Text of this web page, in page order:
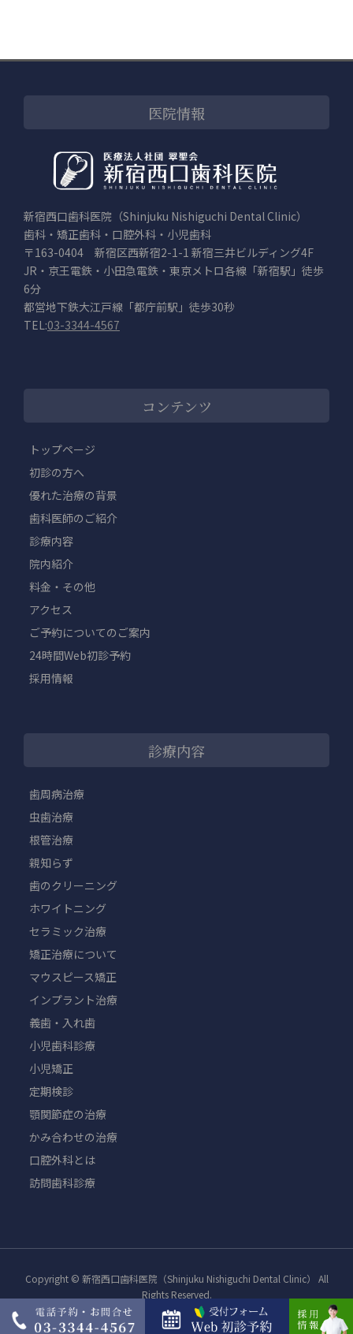
医院情報
新宿西口歯科医院（Shinjuku Nishiguchi Dental Clinic）
歯科・矯正歯科・口腔外科・小児歯科
〒163-0404 新宿区西新宿2-1-1 新宿三井ビルディング4F
JR・京王電鉄・小田急電鉄・東京メトロ各線「新宿駅」徒歩
6分
都営地下鉄大江戸線「都庁前駅」徒歩30秒
TEL:03-3344-4567
コンテンツ
トップページ
初診の方へ
優れた治療の背景
歯科医師のご紹介
診療内容
院内紹介
料金・その他
アクセス
ご予約についてのご案内
24時間Web初診予約
採用情報
診療内容
歯周病治療
虫歯治療
根管治療
親知らず
歯のクリーニング
ホワイトニング
セラミック治療
矯正治療について
マウスピース矯正
インプラント治療
義歯・入れ歯
小児歯科診療
小児矯正
定期検診
顎関節症の治療
かみ合わせの治療
口腔外科とは
訪問歯科診療
Copyright © 新宿西口歯科医院（Shinjuku Nishiguchi Dental Clinic） All
Rights Reserved.